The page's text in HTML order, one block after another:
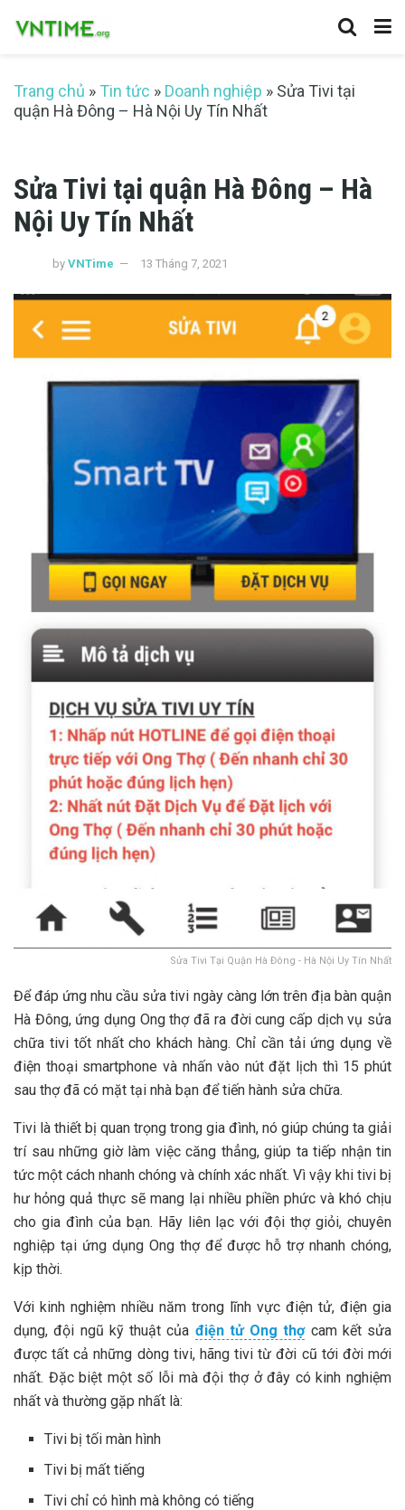
Trang chủ » Tin tức » Doanh nghiệp » Sửa Tivi tại
quận Hà Đông – Hà Nội Uy Tín Nhất
Sửa Tivi tại quận Hà Đông – Hà
Nội Uy Tín Nhất
by VNTime 13 Tháng 7, 2021
Sửa Tivi Tại Quận Hà Đông - Hà Nội Uy Tín Nhất
Để đáp ứng nhu cầu sửa tivi ngày càng lớn trên địa bàn quận
Hà Đông, ứng dụng Ong thợ đã ra đời cung cấp dịch vụ sửa
chữa tivi tốt nhất cho khách hàng. Chỉ cần tải ứng dụng về
điện thoại smartphone và nhấn vào nút đặt lịch thì 15 phút
sau thợ đã có mặt tại nhà bạn để tiến hành sửa chữa.
Tivi là thiết bị quan trọng trong gia đình, nó giúp chúng ta giải
trí sau những giờ làm việc căng thẳng, giúp ta tiếp nhận tin
tức một cách nhanh chóng và chính xác nhất. Vì vậy khi tivi bị
hư hỏng quả thực sẽ mang lại nhiều phiền phức và khó chịu
cho gia đình của bạn. Hãy liên lạc với đội thợ giỏi, chuyên
nghiệp tại ứng dụng Ong thợ để được hỗ trợ nhanh chóng,
kịp thời.
Với kinh nghiệm nhiều năm trong lĩnh vực điện tử, điện gia
dụng, đội ngũ kỹ thuật của điện tử Ong thợcam kết sửa
được tất cả những dòng tivi, hãng tivi từ đời cũ tới đời mới
nhất. Đặc biệt một số lỗi mà đội thợ ở đây có kinh nghiệm
nhất và thường gặp nhất là:
Tivi bị tối màn hình
Tivi bị mất tiếng
Tivi chỉ có hình mà không có tiếng